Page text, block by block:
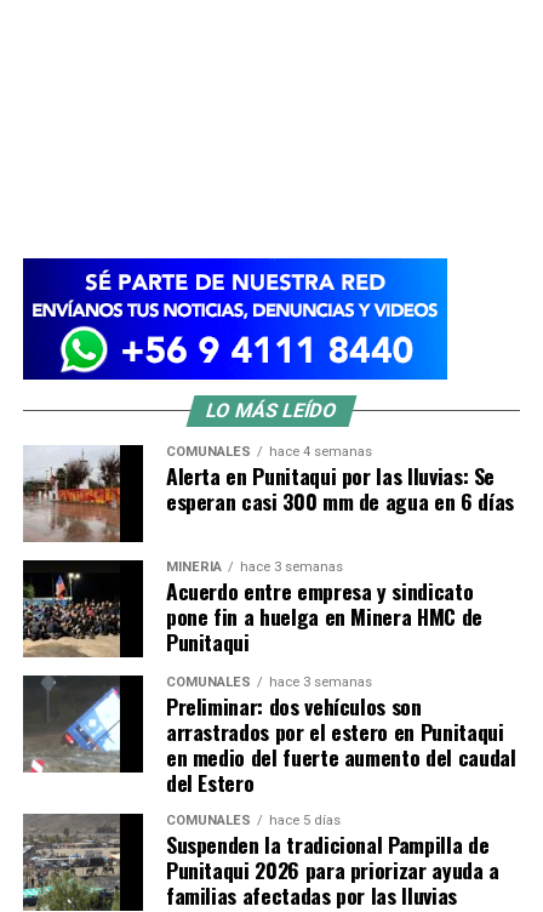
LO MÁS LEÍDO
COMUNALES hace 4 semanas
Alerta en Punitaqui por las lluvias: Se
esperan casi 300 mm de agua en 6 días
MINERÍA hace 3 semanas
Acuerdo entre empresa y sindicato
pone fin a huelga en Minera HMC de
Punitaqui
COMUNALES hace 3 semanas
Preliminar: dos vehículos son
arrastrados por el estero en Punitaqui
en medio del fuerte aumento del caudal
del Estero
COMUNALES hace 5 días
Suspenden la tradicional Pampilla de
Punitaqui 2026 para priorizar ayuda a
familias afectadas por las lluvias